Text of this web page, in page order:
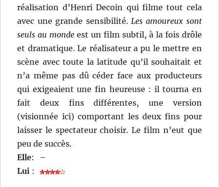
réalisation d’Henri Decoin qui filme tout cela
avec une grande sensibilité. Les amoureux sont
seuls au monde est un film subtil, à la fois drôle
et dramatique. Le réalisateur a pu le mettre en
scène avec toute la latitude qu’il souhaitait et
n’a même pas dû céder face aux producteurs
qui exigeaient une fin heureuse : il tourna en
fait deux fins différentes, une version
(visionnée ici) comportant les deux fins pour
laisser le spectateur choisir. Le film n’eut que
peu de succès.
Elle:
–
Lui :